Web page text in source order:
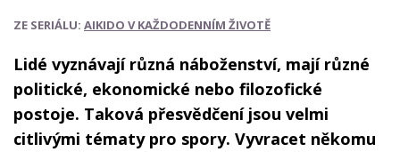
ZE SERIÁLU: AIKIDO V KAŽDODENNÍM ŽIVOTĚ
Lidé vyznávají různá náboženství, mají různé
politické, ekonomické nebo filozofické
postoje. Taková přesvědčení jsou velmi
citlivými tématy pro spory. Vyvracet někomu